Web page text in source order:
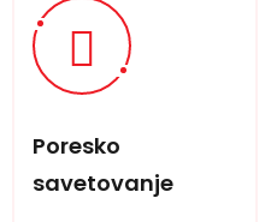
Poresko
savetovanje